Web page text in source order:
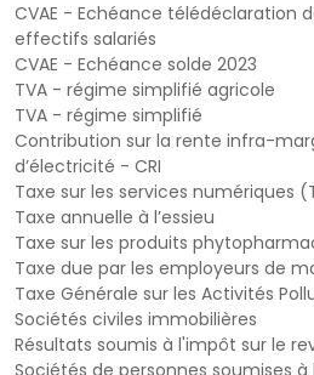
CVAE - Echéance télédéclaration
effectifs salariés
CVAE - Echéance solde 2023
TVA - régime simplifié agricole
TVA - régime simplifié
Contribution sur la rente infra-
d’électricité - CRI
Taxe sur les services numériques
Taxe annuelle à l’essieu
Taxe sur les produits
Taxe due par les employeurs de
Taxe Générale sur les Activités
Sociétés civiles immobilières
Résultats soumis à l'impôt sur le
Sociétés de personnes soumises